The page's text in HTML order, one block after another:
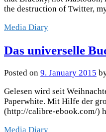
the destruction of Twitter,
Media Diary
Das universelle
Posted on 9. January 2015
Gelesen wird seit
Paperwhite. Mit Hilfe der
(http://calibre-ebook.com/)
Media Diary